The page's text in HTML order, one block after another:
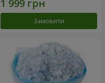
Замовити